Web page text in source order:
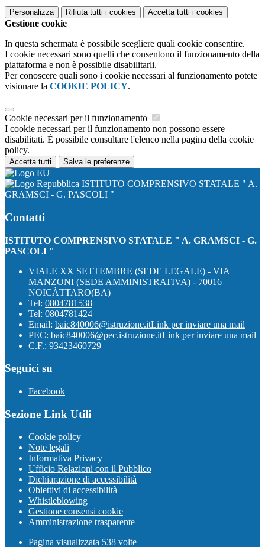
Personalizza Rifiuta tutti i cookies Accetta tutti i cookies
Gestione cookie
In questa schermata è possibile scegliere quali cookie consentire.
I cookie necessari sono quelli che consentono il funzionamento della
piattaforma e non è possibile disabilitarli.
Per conoscere quali sono i cookie necessari al funzionamento potete
visionare la COOKIE POLICY.
Cookie necessari per il funzionamento
I cookie necessari per il funzionamento non possono essere
disabilitati. È possibile consultare l'elenco nella pagina della cookie
policy.
Accetta tutti Salva le preferenze
ISTITUTO COMPRENSIVO STATALE " A.
GRAMSCI - G. PASCOLI "
Contatti
ISTITUTO COMPRENSIVO STATALE " A. GRAMSCI - G.
PASCOLI "
VIALE XX SETTEMBRE (SEDE LEGALE) - VIA
MANZONI (SEDE AMMINISTRATIVA) - 70016
NOICÀTTARO(BA)
Tel: 0804781538
Tel: 0804781424
Email: baic840006@istruzione.itLink per inviare una mail
PEC: baic840006@pec.istruzione.itLink per inviare una mail
C.F.: 93423460729
Seguici su
Facebook
Sezione Link Utili
Cookie policy
Note legali
Informativa Privacy
Ufficio Relazioni con il Pubblico
Dichiarazione di accessibilità
Obiettivi di accessibilità
Whistleblowing
Gestione consensi cookie
Amministrazione trasparente
Pagina visualizzata 538 volte